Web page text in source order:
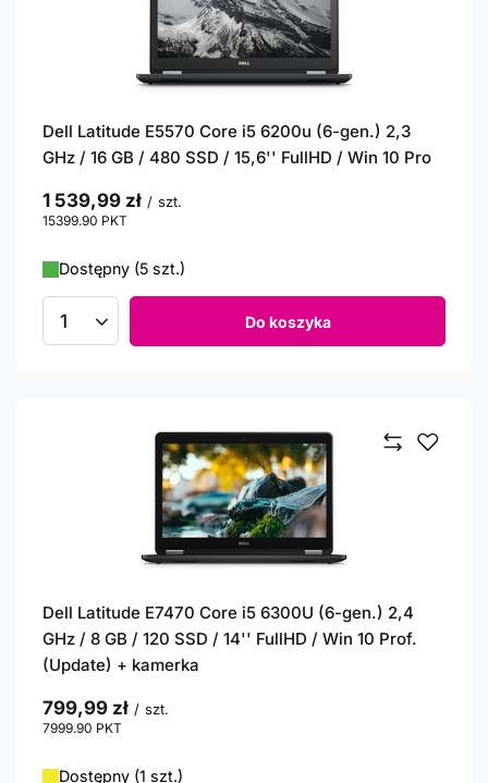
Dell Latitude E5570 Core i5 6200u (6-gen.) 2,3
GHz / 16 GB / 480 SSD / 15,6'' FullHD / Win 10 Pro
1 539,99 zł / szt.
15399.90 PKT
Dostępny (5 szt.)
Ilość produktów Do koszyka
Dell Latitude E7470 Core i5 6300U (6-gen.) 2,4
GHz / 8 GB / 120 SSD / 14'' FullHD / Win 10 Prof.
(Update) + kamerka
799,99 zł / szt.
7999.90 PKT
Dostępny (1 szt.)